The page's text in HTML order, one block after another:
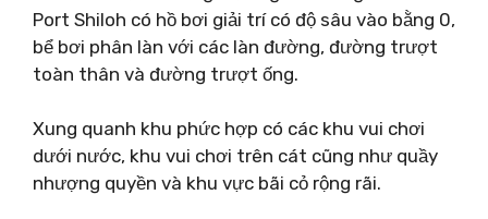
Port Shiloh có hồ bơi giải trí có độ sâu vào bằng 0,
bể bơi phân làn với các làn đường, đường trượt
toàn thân và đường trượt ống.
Xung quanh khu phức hợp có các khu vui chơi
dưới nước, khu vui chơi trên cát cũng như quầy
nhượng quyền và khu vực bãi cỏ rộng rãi.